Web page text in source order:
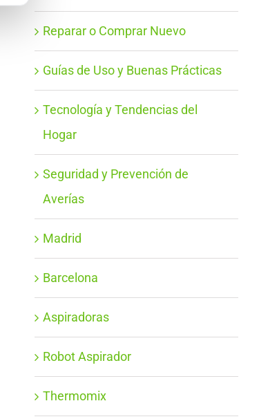
Reparar o Comprar Nuevo
Guías de Uso y Buenas Prácticas
Tecnología y Tendencias del
Hogar
Seguridad y Prevención de
Averías
Madrid
Barcelona
Aspiradoras
Robot Aspirador
Thermomix